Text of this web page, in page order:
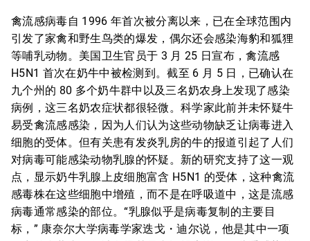
禽流感病毒自 1996 年首次被分离以来，已在全球范围内
引发了家禽和野生鸟类的爆发，偶尔还会感染海豹和狐狸
等哺乳动物。美国卫生官员于 3 月 25 日宣布，禽流感
H5N1 首次在奶牛中被检测到。截至 6 月 5 日，已确认在
九个州的 80 多个奶牛群中以及三名奶农身上发现了感染
病例，这三名奶农症状都很轻微。科学家此前并未怀疑牛
易受禽流感感染，因为人们认为这些动物缺乏让病毒进入
细胞的受体。但有关患有发炎乳房的牛的报道引起了人们
对病毒可能感染动物乳腺的怀疑。新的研究支持了这一观
点，显示奶牛乳腺上皮细胞富含 H5N1 的受体，这种禽流
感毒株在这些细胞中增殖，而不是在呼吸道中，这是流感
病毒通常感染的部位。“乳腺似乎是病毒复制的主要目
标，” 康奈尔大学病毒学家迭戈・迪尔说，他是其中一项